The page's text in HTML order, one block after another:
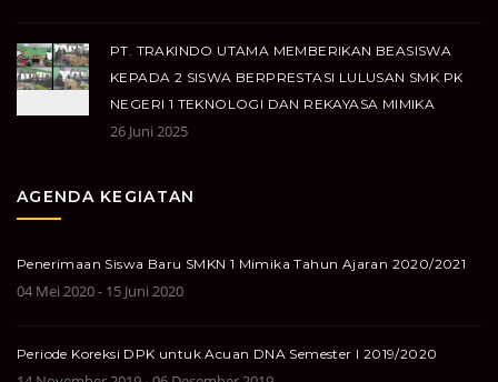
PT. TRAKINDO UTAMA MEMBERIKAN BEASISWA
KEPADA 2 SISWA BERPRESTASI LULUSAN SMK PK
NEGERI 1 TEKNOLOGI DAN REKAYASA MIMIKA
26 Juni 2025
AGENDA KEGIATAN
Penerimaan Siswa Baru SMKN 1 Mimika Tahun Ajaran 2020/2021
04 Mei 2020 - 15 Juni 2020
Periode Koreksi DPK untuk Acuan DNA Semester I 2019/2020